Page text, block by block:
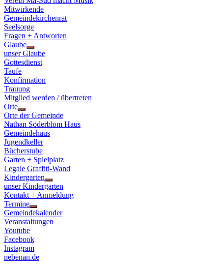
Mitwirkende
Gemeindekirchenrat
Seelsorge
Fragen + Antworten
Glaube
Show
sub
menu
unser Glaube
Gottesdienst
Taufe
Konfirmation
Trauung
Mitglied werden / übertreten
Orte
Show
sub
menu
Orte der Gemeinde
Nathan Söderblom Haus
Gemeindehaus
Jugendkeller
Bücherstube
Garten + Spielplatz
Legale Graffiti-Wand
Kindergarten
Show
sub
menu
unser Kindergarten
Kontakt + Anmeldung
Termine
Show
sub
menu
Gemeindekalender
Veranstaltungen
Youtube
Facebook
Instagram
nebenan.de